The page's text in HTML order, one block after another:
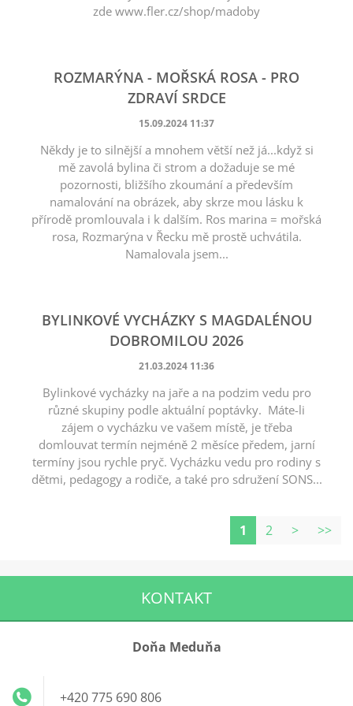
zde www.fler.cz/shop/madoby
ROZMARÝNA - MOŘSKÁ ROSA - PRO
ZDRAVÍ SRDCE
15.09.2024 11:37
Někdy je to silnější a mnohem větší než já...když si
mě zavolá bylina či strom a dožaduje se mé
pozornosti, bližšího zkoumání a především
namalování na obrázek, aby skrze mou lásku k
přírodě promlouvala i k dalším. Ros marina = mořská
rosa, Rozmarýna v Řecku mě prostě uchvátila.
Namalovala jsem...
BYLINKOVÉ VYCHÁZKY S MAGDALÉNOU
DOBROMILOU 2026
21.03.2024 11:36
Bylinkové vycházky na jaře a na podzim vedu pro
různé skupiny podle aktuální poptávky. Máte-li
zájem o vycházku ve vašem místě, je třeba
domlouvat termín nejméně 2 měsíce předem, jarní
termíny jsou rychle pryč. Vycházku vedu pro rodiny s
dětmi, pedagogy a rodiče, a také pro sdružení SONS...
1 2 > >>
KONTAKT
Doňa Meduňa
+420 775 690 806